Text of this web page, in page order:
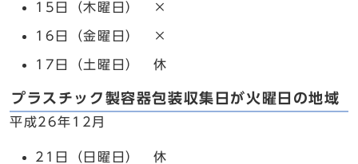
15日（木曜日） ×
16日（金曜日） ×
17日（土曜日） 休
プラスチック製容器包装収集日が火曜日の地域
平成26年12月
21日（日曜日） 休